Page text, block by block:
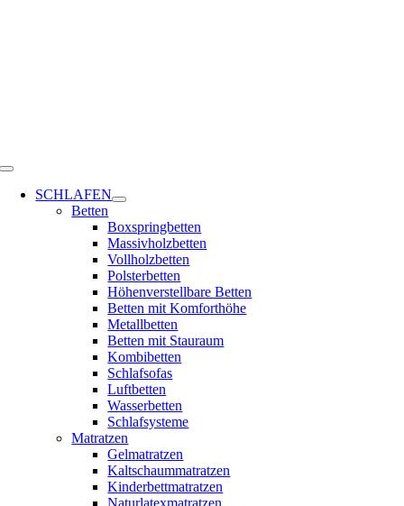
Toggle
NavigationSCHLAFEN
Betten
Boxspringbetten
Massivholzbetten
Vollholzbetten
Polsterbetten
Höhenverstellbare Betten
Betten mit Komforthöhe
Metallbetten
Betten mit Stauraum
Kombibetten
Schlafsofas
Luftbetten
Wasserbetten
Schlafsysteme
Matratzen
Gelmatratzen
Kaltschaummatratzen
Kinderbettmatratzen
Naturlatexmatratzen